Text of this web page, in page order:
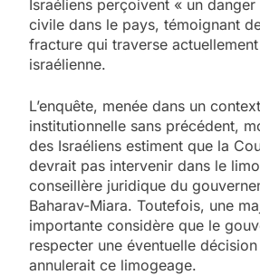
Israéliens perçoivent « un
civile dans le pays, témoignant
fracture qui traverse
israélienne.
L’enquête, menée dans un
institutionnelle sans précédent,
des Israéliens estiment que la
devrait pas intervenir dans le
conseillère juridique du
Baharav-Miara. Toutefois, une
importante considère que le
respecter une éventuelle
annulerait ce limogeage.